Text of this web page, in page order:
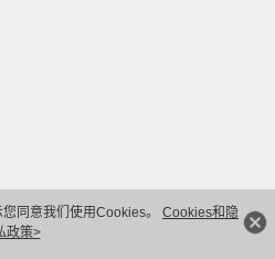
同意我们使用Cookies。 Cookies和隐
政策>